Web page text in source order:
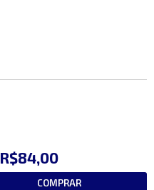
R$84,00
COMPRAR